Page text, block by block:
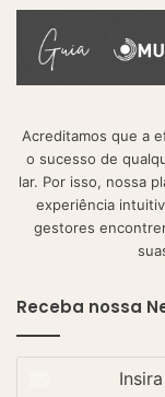
Acreditamos que a
o sucesso de
lar. Por isso, nossa
experiência
gestores
Receba nossa